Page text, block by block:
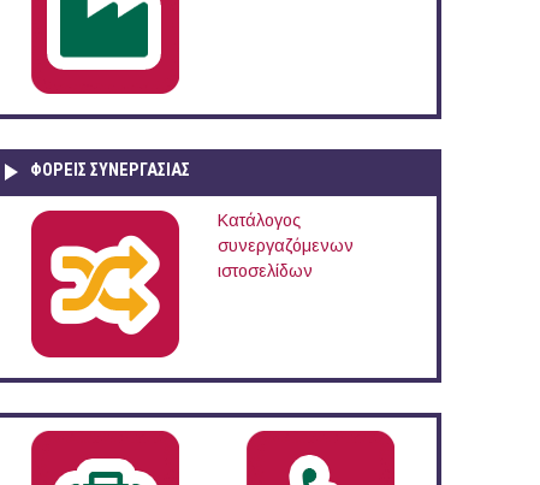
ΦΟΡΕΙΣ ΣΥΝΕΡΓΑΣΙΑΣ
Κατάλογος
συνεργαζόμενων
ιστοσελίδων